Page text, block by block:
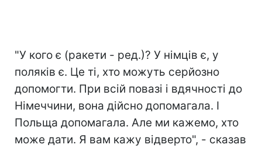
"У кого є (ракети - ред.)? У німців є, у
поляків є. Це ті, хто можуть серйозно
допомогти. При всій повазі і вдячності до
Німеччини, вона дійсно допомагала. І
Польща допомагала. Але ми кажемо, хто
може дати. Я вам кажу відверто", - сказав